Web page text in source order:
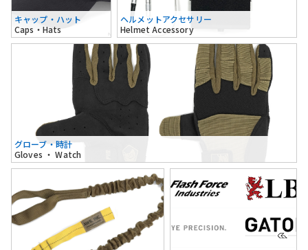
キャップ・ハット
Caps・Hats
ヘルメットアクセサリー
Helmet Accessory
グローブ・時計
Gloves ・ Watch